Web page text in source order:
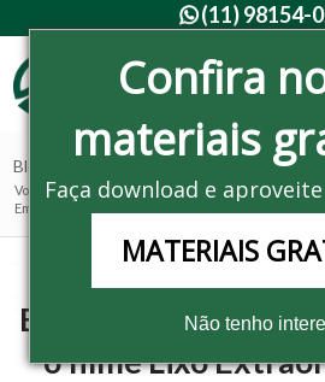
Confira
materiais
Faça download e
MATERIAIS
Não tenho
(11) 98154-
Blog - Últimas notícias
Você está aqui: Home / Noticias / Resíduos
Em Ibiporã, Mesa Redonda discute o filme Lixo
Em Ibiporã, Mesa
o filme Lixo